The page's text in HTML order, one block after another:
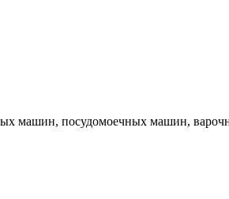
машин, посудомоечных машин,